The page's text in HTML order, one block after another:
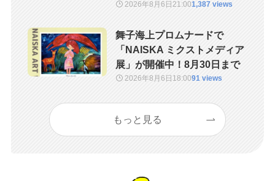
2026年8月6日 21:001,387 views
舞子海上プロムナードで
「NAISKA ミクストメディア
展」が開催中！8月30日まで
2026年8月6日 18:0091 views
もっと見る